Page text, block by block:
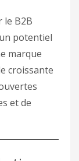
le B2B
potentiel
marque
croissante
et de